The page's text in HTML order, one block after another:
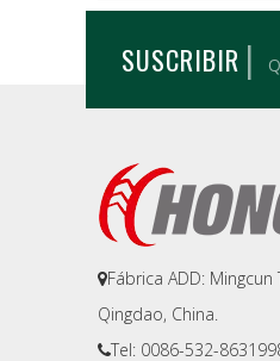
SUSCRIBIR |
Fábrica ADD: Mingcun
Qingdao, China.
Tel: 0086-532-